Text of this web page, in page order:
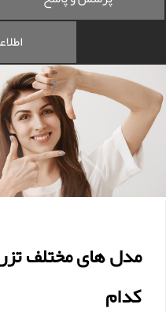
مدل های مختلف
کدام